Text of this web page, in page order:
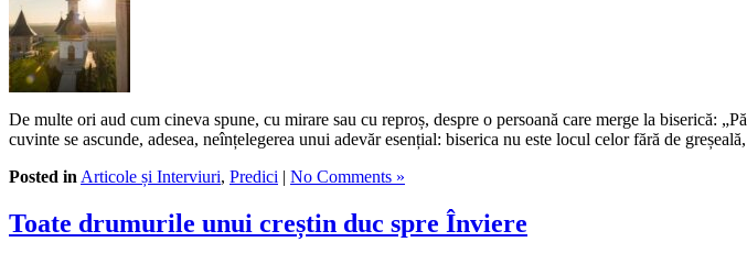
De multe ori aud cum cineva spune, cu mirare sau cu reproș, despre o persoană care merge la biserică:
cuvinte se ascunde, adesea, neînțelegerea unui adevăr esențial: biserica nu este locul celor fără de
Posted in Articole și Interviuri, Predici | No Comments »
Toate drumurile unui creștin duc spre Înviere